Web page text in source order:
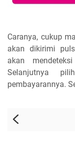
Caranya, cukup
akan dikirimi
akan
Selanjutnya
pembayarannya.